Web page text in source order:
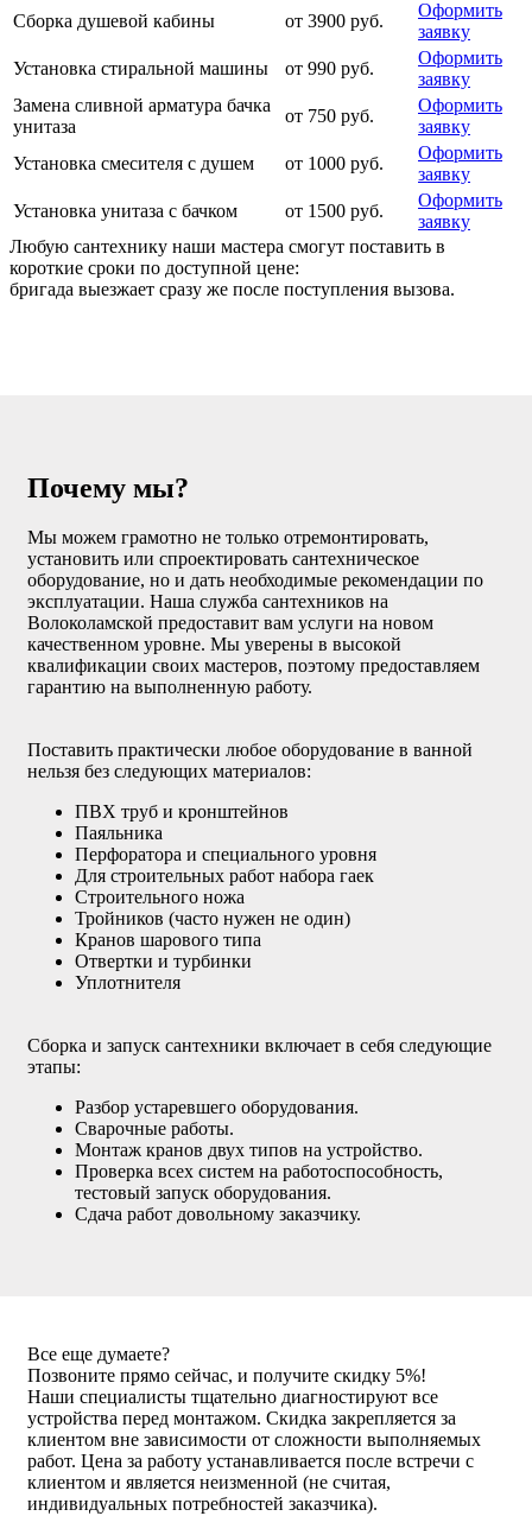
Сборка душевой кабины от 3900 руб.
Оформить
заявку
Установка стиральной машины
от 990 руб.
Оформить
заявку
Замена сливной арматура бачка
унитаза
от 750 руб.
Оформить
заявку
Установка смесителя с душем
от 1000 руб.
Оформить
заявку
Установка унитаза с бачком
от 1500 руб.
Оформить
заявку
Любую сантехнику наши мастера смогут поставить в
короткие сроки по доступной цене:
бригада выезжает сразу же после поступления вызова.
Почему мы?
Мы можем грамотно не только отремонтировать,
установить или спроектировать сантехническое
оборудование, но и дать необходимые рекомендации по
эксплуатации. Наша служба сантехников на
Волоколамской предоставит вам услуги на новом
качественном уровне. Мы уверены в высокой
квалификации своих мастеров, поэтому предоставляем
гарантию на выполненную работу.
Поставить практически любое оборудование в ванной
нельзя без следующих материалов:
ПВХ труб и кронштейнов
Паяльника
Перфоратора и специального уровня
Для строительных работ набора гаек
Строительного ножа
Тройников (часто нужен не один)
Кранов шарового типа
Отвертки и турбинки
Уплотнителя
Сборка и запуск сантехники включает в себя следующие
этапы:
Разбор устаревшего оборудования.
Сварочные работы.
Монтаж кранов двух типов на устройство.
Проверка всех систем на работоспособность,
тестовый запуск оборудования.
Сдача работ довольному заказчику.
Все еще думаете?
Позвоните прямо сейчас, и получите скидку 5%!
Наши специалисты тщательно диагностируют все
устройства перед монтажом. Скидка закрепляется за
клиентом вне зависимости от сложности выполняемых
работ. Цена за работу устанавливается после встречи с
клиентом и является неизменной (не считая,
индивидуальных потребностей заказчика).